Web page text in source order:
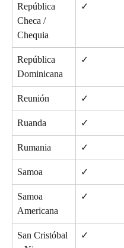
República
Checa /
Chequia
✓
República
Dominicana
✓
Reunión ✓
Ruanda ✓
Rumania ✓
Samoa ✓
Samoa
Americana
✓
San Cristóbal
✓